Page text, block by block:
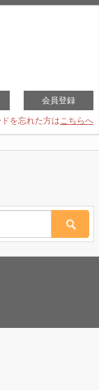
会員登録
を忘れた方はこちらへ